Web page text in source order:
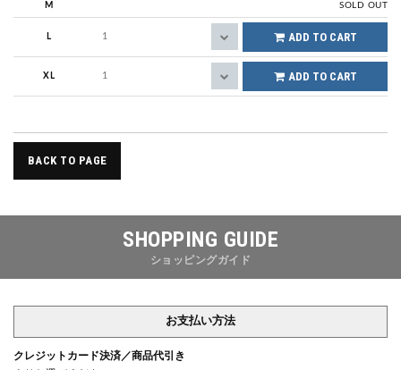
M SOLD OUT
L ADD TO CART
XL ADD TO CART
BACK TO PAGE
SHOPPING GUIDE
ショッピングガイド
お支払い方法
クレジットカード決済／商品代引き